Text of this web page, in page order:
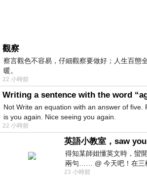
觀察
察言觀色不容易，仔細觀察要做好；人生百態
暖。
22 小時前
Writing a sentence with the word
Not Write an equation with an answer of five.
is you again. Nice seeing you again.
22 小時前
英語小教室，saw
得知某師姐懂英文時，蠻
兩句…… @ 今天吧！在三
下二樓居然又撞到她，於是
23 小時前